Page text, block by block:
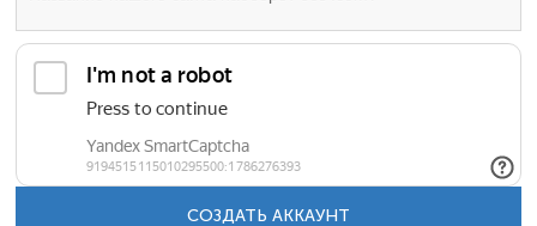
СОЗДАТЬ АККАУНТ